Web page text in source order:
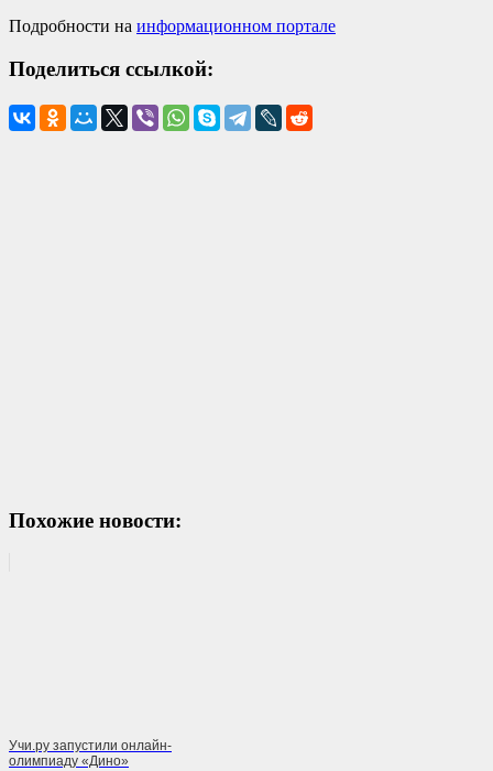
Подробности на информационном портале
Поделиться ссылкой:
Похожие новости:
Учи.ру запустили онлайн-
олимпиаду «Дино»